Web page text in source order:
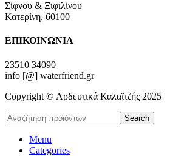
Σίφνου & Ξιφιλίνου
Κατερίνη, 60100
ΕΠΙΚΟΙΝΩΝΙΑ
23510 34090
info [@] waterfriend.gr
Copyright © Αρδευτικά Καλαϊτζής 2025
Search
Menu
Categories